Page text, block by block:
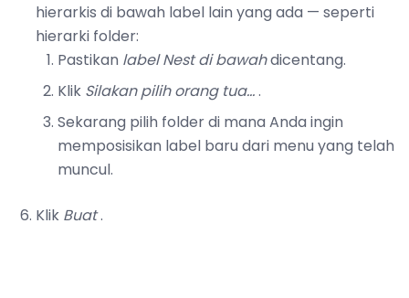
hierarkis di bawah label lain yang ada — seperti
hierarki folder:
Pastikan label Nest di bawahdicentang.
Klik Silakan pilih orang tua….
Sekarang pilih folder di mana Anda ingin
memposisikan label baru dari menu yang telah
muncul.
Klik Buat.